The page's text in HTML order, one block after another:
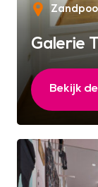
Galerie
Bekijk